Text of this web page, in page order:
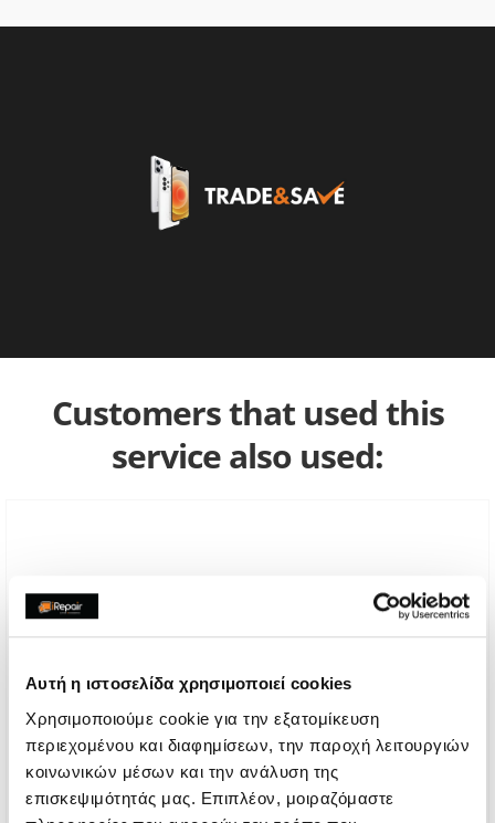
Αυτή η ιστοσελίδα χρησιμοποιεί cookies
Χρησιμοποιούμε cookie για την εξατομίκευση
περιεχομένου και διαφημίσεων, την παροχή λειτουργιών
κοινωνικών μέσων και την ανάλυση της
επισκεψιμότητάς μας. Επιπλέον, μοιραζόμαστε
Customers that used this
service also used:
Power Supply